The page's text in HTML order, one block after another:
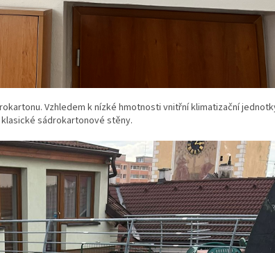
Vzhledem k nízké hmotnosti vnitřní klimatizační
sádrokartonové stěny.